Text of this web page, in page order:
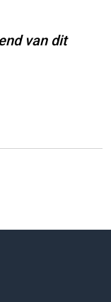
van dit